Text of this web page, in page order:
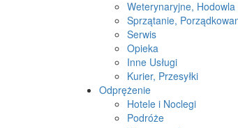
Weterynaryjne,
Sprzątanie,
Serwis
Opieka
Inne Usługi
Kurier, Przesyłki
Odprężenie
Hotele i Noclegi
Podróże